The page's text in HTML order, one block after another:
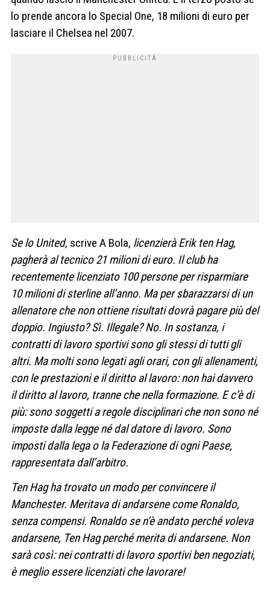
lo prende ancora lo Special One, 18 milioni di euro per
lasciare il Chelsea nel 2007.
Se lo United, scrive A Bola, licenzierà Erik ten Hag,
pagherà al tecnico 21 milioni di euro. Il club ha
recentemente licenziato 100 persone per risparmiare
10 milioni di sterline all’anno. Ma per sbarazzarsi di un
allenatore che non ottiene risultati dovrà pagare più del
doppio. Ingiusto? Sì. Illegale? No. In sostanza, i
contratti di lavoro sportivi sono gli stessi di tutti gli
altri. Ma molti sono legati agli orari, con gli allenamenti,
con le prestazioni e il diritto al lavoro: non hai davvero
il diritto al lavoro, tranne che nella formazione. E c’è di
più: sono soggetti a regole disciplinari che non sono né
imposte dalla legge né dal datore di lavoro. Sono
imposti dalla lega o la Federazione di ogni Paese,
rappresentata dall’arbitro.
Ten Hag ha trovato un modo per convincere il
Manchester. Meritava di andarsene come Ronaldo,
senza compensi. Ronaldo se n’è andato perché voleva
andarsene, Ten Hag perché merita di andarsene. Non
sarà così: nei contratti di lavoro sportivi ben negoziati,
è meglio essere licenziati che lavorare!